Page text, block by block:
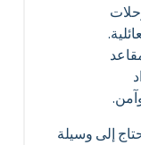
إلى وسيلة